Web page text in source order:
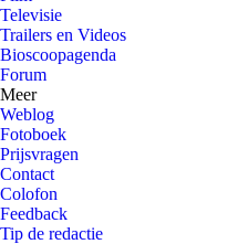
Televisie
Trailers en Videos
Bioscoopagenda
Forum
Meer
Weblog
Fotoboek
Prijsvragen
Contact
Colofon
Feedback
Tip de redactie